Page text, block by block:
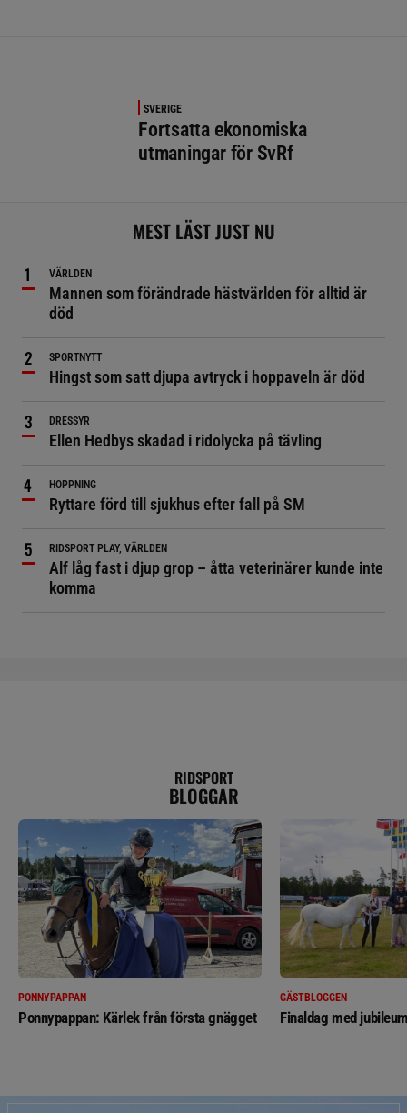
SVERIGE
Fortsatta ekonomiska
utmaningar för SvRf
MEST LÄST JUST NU
VÄRLDEN
Mannen som förändrade hästvärlden för alltid är
död
SPORTNYTT
Hingst som satt djupa avtryck i hoppaveln är död
DRESSYR
Ellen Hedbys skadad i ridolycka på tävling
HOPPNING
Ryttare förd till sjukhus efter fall på SM
RIDSPORT PLAY, VÄRLDEN
Alf låg fast i djup grop – åtta veterinärer kunde inte
komma
RIDSPORT
BLOGGAR
PONNYPAPPAN
Ponnypappan: Kärlek från första gnägget
GÄSTBLOGGEN
Finaldag med